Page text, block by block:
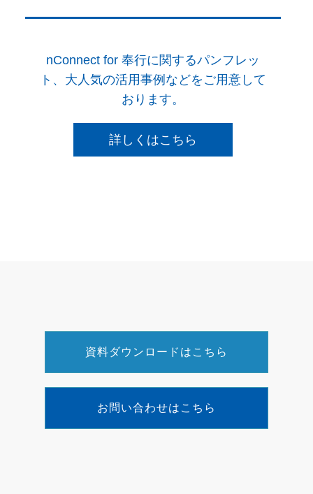
nConnect for 奉行に関するパンフレッ
ト、大人気の活用事例などをご用意して
おります。
詳しくはこちら
資料ダウンロードはこちら
お問い合わせはこちら